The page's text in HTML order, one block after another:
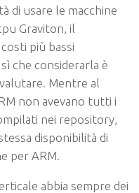
di usare le macchine
Graviton, il
più bassi
che considerarla è
Mentre al
non avevano tutti i
nei repository,
disponibilità di
per ARM.
abbia sempre dei